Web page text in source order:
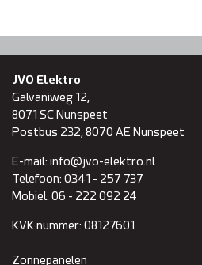
JVO Elektro
Galvaniweg 12,
8071 SCNunspeet
Postbus 232, 8070 AE Nunspeet
E-mail: info@jvo-elektro.nl
Telefoon: 0341 - 257 737
Mobiel: 06 - 222 092 24
KVK nummer: 08127601
Zonnepanelen